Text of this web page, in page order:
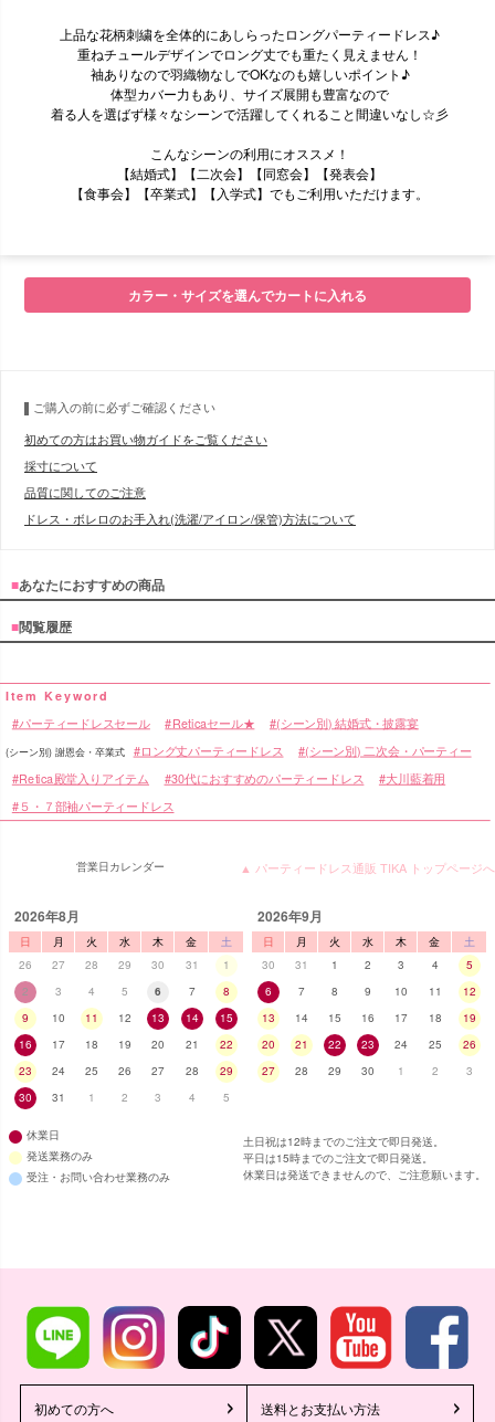
上品な花柄刺繍を全体的にあしらったロングパーティードレス♪
重ねチュールデザインでロング丈でも重たく見えません！
袖ありなので羽織物なしでOKなのも嬉しいポイント♪
体型カバー力もあり、サイズ展開も豊富なので
着る人を選ばず様々なシーンで活躍してくれること間違いなし☆彡
こんなシーンの利用にオススメ！
【結婚式】【二次会】【同窓会】【発表会】
【食事会】【卒業式】【入学式】でもご利用いただけます。
■サイズ表
カラー・サイズを選んでカートに入れる
ご購入の前に必ずご確認ください
初めての方はお買い物ガイドをご覧ください
採寸について
品質に関してのご注意
ドレス・ボレロのお手入れ(洗濯/アイロン/保管)方法について
■あなたにおすすめの商品
■閲覧履歴
パーティードレスセール Reticaセール★ (シーン別) 結婚式・披露宴
(シーン別) 謝恩会・卒業式 ロング丈パーティードレス (シーン別) 二次会・パーティー
Retica殿堂入りアイテム 30代におすすめのパーティードレス
大川藍着用
５・７部袖パーティードレス
▲ パーティードレス通販 TIKA トップページへ
営業日カレンダー
2026年8月
日 月 火 水 木 金
土
26
27 28 29 30 31
1
2
3 4 5 6 7
8
9
10 11 12 13 14
15
16
17 18 19 20 21
22
23
24 25 26 27 28
29
30
31 1 2 3 4 5
2026年9月
日 月 火 水 木 金
土
30
31 1 2 3 4
5
6
7 8 9 10 11
12
13
14 15 16 17 18
19
20
21 22 23 24 25
26
27
28 29 30 1 2 3
休業日
発送業務のみ
受注・お問い合わせ業務のみ
土日祝は12時までのご注文で即日発送。
平日は15時までのご注文で即日発送。
休業日は発送できませんので、ご注意願います。
初めての方へ 送料とお支払い方法